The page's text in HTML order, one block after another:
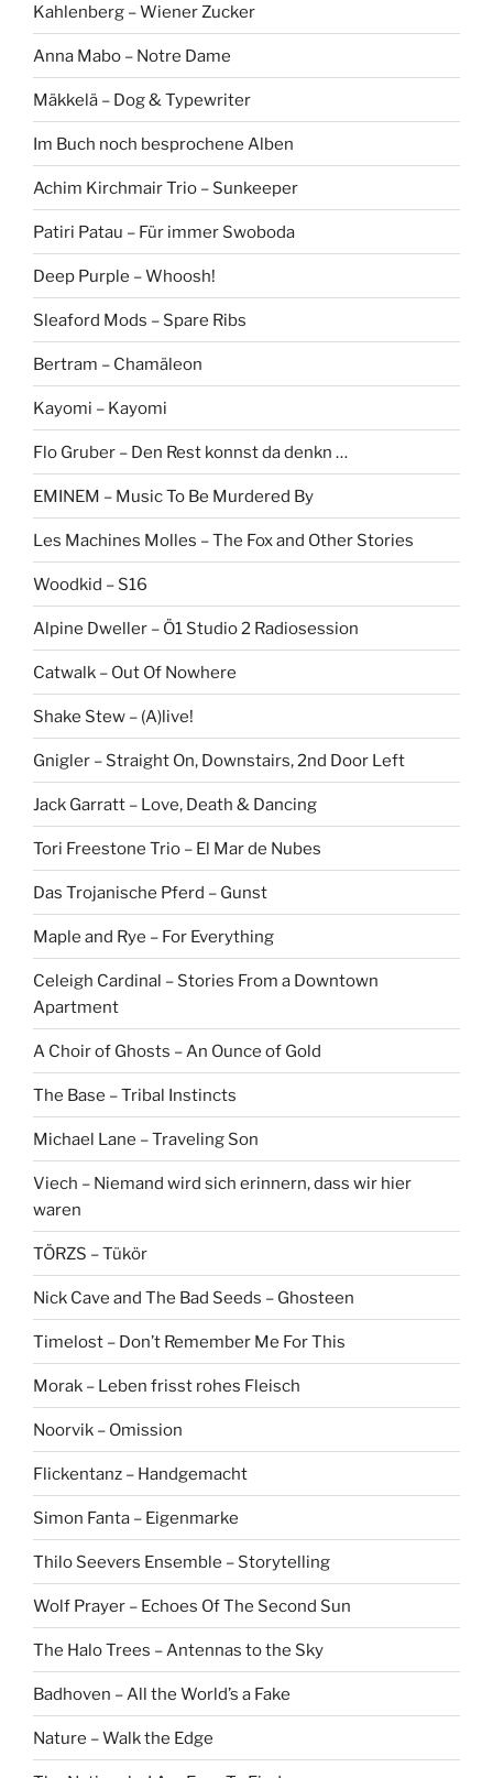
Kahlenberg – Wiener Zucker
Anna Mabo – Notre Dame
Mäkkelä – Dog & Typewriter
Im Buch noch besprochene Alben
Achim Kirchmair Trio – Sunkeeper
Patiri Patau – Für immer Swoboda
Deep Purple – Whoosh!
Sleaford Mods – Spare Ribs
Bertram – Chamäleon
Kayomi – Kayomi
Flo Gruber – Den Rest konnst da denkn …
EMINEM – Music To Be Murdered By
Les Machines Molles – The Fox and Other Stories
Woodkid – S16
Alpine Dweller – Ö1 Studio 2 Radiosession
Catwalk – Out Of Nowhere
Shake Stew – (A)live!
Gnigler – Straight On, Downstairs, 2nd Door Left
Jack Garratt – Love, Death & Dancing
Tori Freestone Trio – El Mar de Nubes
Das Trojanische Pferd – Gunst
Maple and Rye – For Everything
Celeigh Cardinal – Stories From a Downtown
Apartment
A Choir of Ghosts – An Ounce of Gold
The Base – Tribal Instincts
Michael Lane – Traveling Son
Viech – Niemand wird sich erinnern, dass wir hier
waren
TÖRZS – Tükör
Nick Cave and The Bad Seeds – Ghosteen
Timelost – Don’t Remember Me For This
Morak – Leben frisst rohes Fleisch
Noorvik – Omission
Flickentanz – Handgemacht
Simon Fanta – Eigenmarke
Thilo Seevers Ensemble – Storytelling
Wolf Prayer – Echoes Of The Second Sun
The Halo Trees – Antennas to the Sky
Badhoven – All the World’s a Fake
Nature – Walk the Edge